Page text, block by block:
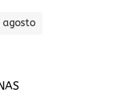
agosto